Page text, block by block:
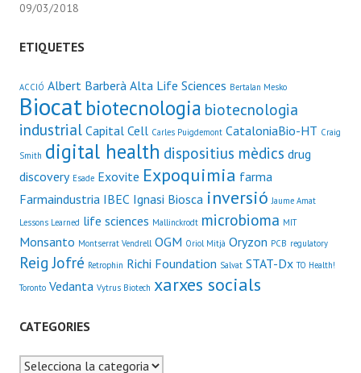
09/03/2018
ETIQUETES
ACCIÓ Albert Barberà Alta Life Sciences Bertalan Mesko
Biocatbiotecnologia biotecnologia
industrial Capital Cell Carles Puigdemont CataloniaBio-HT Craig
Smith digital health dispositius mèdics drug
discovery Esade Exovite Expoquimia farma
Farmaindustria IBEC Ignasi Biosca inversió Jaume Amat
Lessons Learned life sciences Mallinckrodt microbioma MIT
Monsanto Montserrat Vendrell OGM Oriol Mitjà Oryzon PCB regulatory
Reig Jofré Retrophin Richi Foundation Salvat STAT-Dx TO Health!
Toronto Vedanta Vytrus Biotech xarxes socials
CATEGORIES
Categories